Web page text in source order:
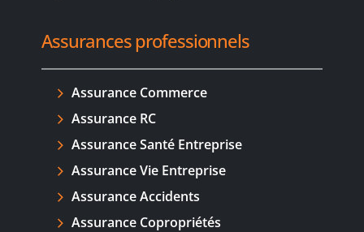
Assurances professionnels
Assurance Commerce
Assurance RC
Assurance Santé Entreprise
Assurance Vie Entreprise
Assurance Accidents
Assurance Copropriétés